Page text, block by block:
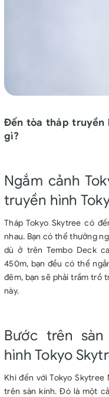
Đến tòa tháp truyền
gì?
Ngắm cảnh
truyền hình
Tháp Tokyo Skytree có
nhau. Bạn có thể thưởng
dù ở trên Tembo Deck
450m, bạn đều có thể
đêm, bạn sẽ phải trầm trồ
này.
Bước trên
hình Tokyo
Khi đến với Tokyo
trên sàn kính. Đó là một